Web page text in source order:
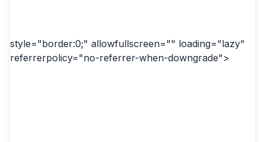
style="border:0;" allowfullscreen="" loading="lazy"
referrerpolicy="no-referrer-when-downgrade">